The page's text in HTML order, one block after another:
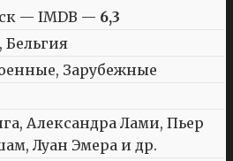
— IMDB — 6,3
Зарубежные
Александра Лами, Пьер
Луан Эмера и др.